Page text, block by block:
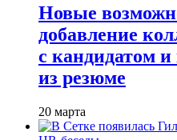
Новые
добавление
с кандидатом
из резюме
20 марта